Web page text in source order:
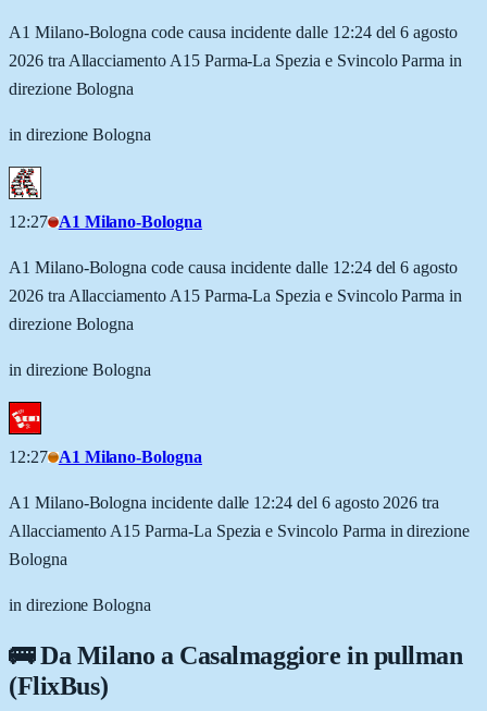
A1 Milano-Bologna code causa incidente dalle 12:24 del 6 agosto
2026 tra Allacciamento A15 Parma-La Spezia e Svincolo Parma in
direzione Bologna
in direzione Bologna
12:27 A1 Milano-Bologna
A1 Milano-Bologna code causa incidente dalle 12:24 del 6 agosto
2026 tra Allacciamento A15 Parma-La Spezia e Svincolo Parma in
direzione Bologna
in direzione Bologna
12:27 A1 Milano-Bologna
A1 Milano-Bologna incidente dalle 12:24 del 6 agosto 2026 tra
Allacciamento A15 Parma-La Spezia e Svincolo Parma in direzione
Bologna
in direzione Bologna
🚌 DaMilano a Casalmaggiore in pullman
(FlixBus)